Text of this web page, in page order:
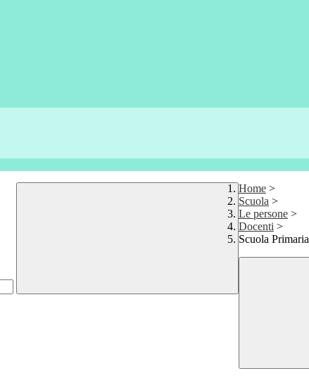
Home >
Scuola >
Le persone >
Docenti >
Scuola Primaria